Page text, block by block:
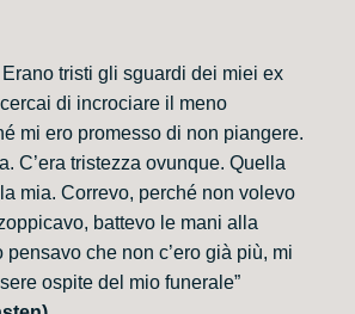
Erano tristi gli sguardi dei miei ex
di incrociare il meno
mi ero promesso di non piangere.
C’era tristezza ovunque. Quella
mia. Correvo, perché non volevo
battevo le mani alla
pensavo che non c’ero già più, mi
ospite del mio funerale”